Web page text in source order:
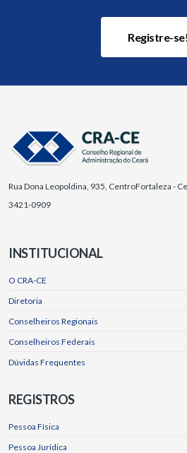
Registre-se!
Rua Dona Leopoldina, 935, CentroFortaleza -
3421-0909
INSTITUCIONAL
O CRA-CE
Diretoria
Conselheiros Regionais
Conselheiros Federais
Dúvidas Frequentes
REGISTROS
Pessoa Física
Pessoa Jurídica